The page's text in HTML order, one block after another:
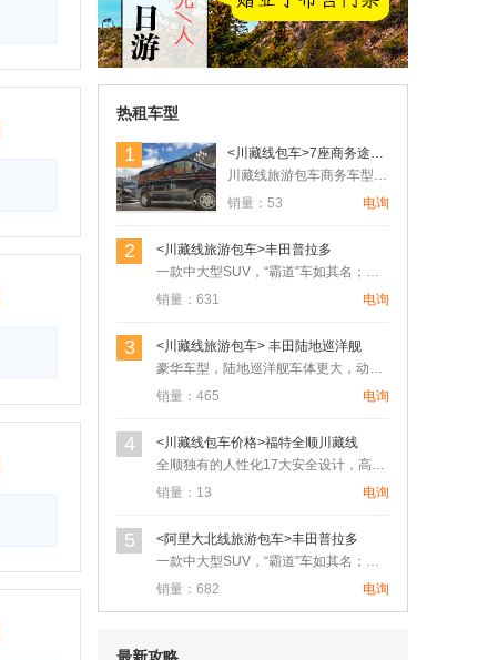
18日自驾游
用户18610*** 3小时前预订
热租车型
1
<川藏线包车>7座商务途睿欧
川藏线旅游包车商务车型，可以满足4人以上7人以下的朋友出行，…
销量：53
电询
2
<川藏线旅游包车>丰田普拉多
一款中大型SUV，“霸道”车如其名；具有绝对相信的越野机能，…
销量：631
电询
3
<川藏线旅游包车> 丰田陆地巡洋舰
豪华车型，陆地巡洋舰车体更大，动力更大，发动机分4500L6…
销量：465
电询
4
<川藏线包车价格>福特全顺川藏线
全顺独有的人性化17大安全设计，高品质、大空间的灵活组合和上…
销量：13
电询
5
<阿里大北线旅游包车>丰田普拉多
一款中大型SUV，“霸道”车如其名；具有绝对相信的越野机能，…
销量：682
电询